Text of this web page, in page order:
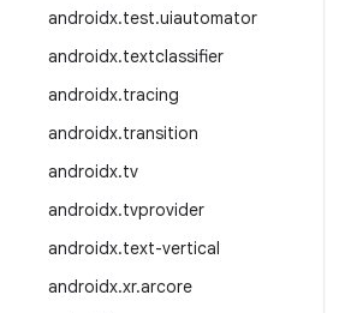
androidx.test.uiautomator
androidx.textclassifier
androidx.tracing
androidx.transition
androidx.tv
androidx.tvprovider
androidx.text-vertical
androidx.xr.arcore